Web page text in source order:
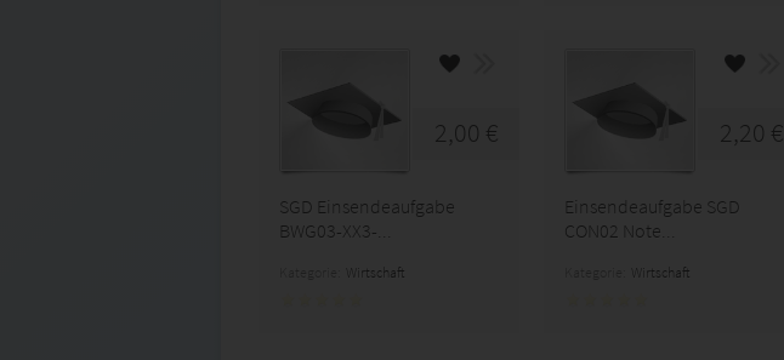
2,00 €
SGD Einsendeaufgabe
BWG03-XX3-...
Wirtschaft
2,20 €
Einsendeaufgabe SGD
CON02 Note...
Wirtschaft